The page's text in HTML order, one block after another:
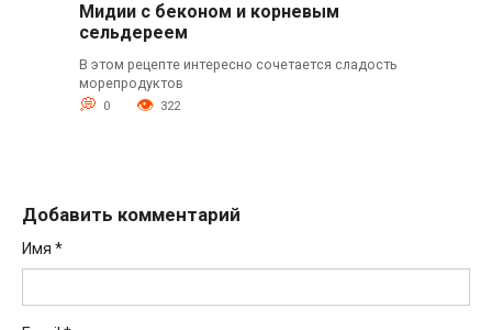
Мидии с беконом и корневым
сельдереем
В этом рецепте интересно сочетается сладость
морепродуктов
0 322
Добавить комментарий
Имя *